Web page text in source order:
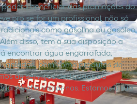
poderá beneficiar das promoções do
pro se for um profissional, não só
como gasolina ou gasóleo,
disso, tem à sua disposição a
encontrar água engarrafada,
gelados, bem como produtos de
de serviços dedicados ao
Venha visitar-nos. Estamos à sua